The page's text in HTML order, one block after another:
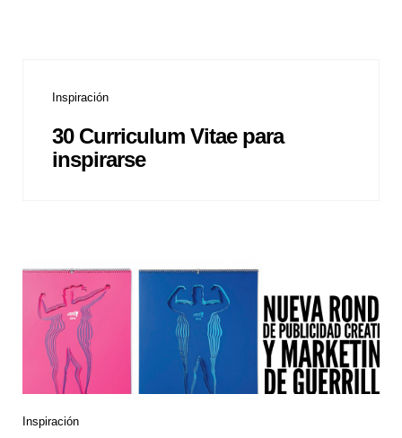
Inspiración
30 Curriculum Vitae para
inspirarse
Inspiración